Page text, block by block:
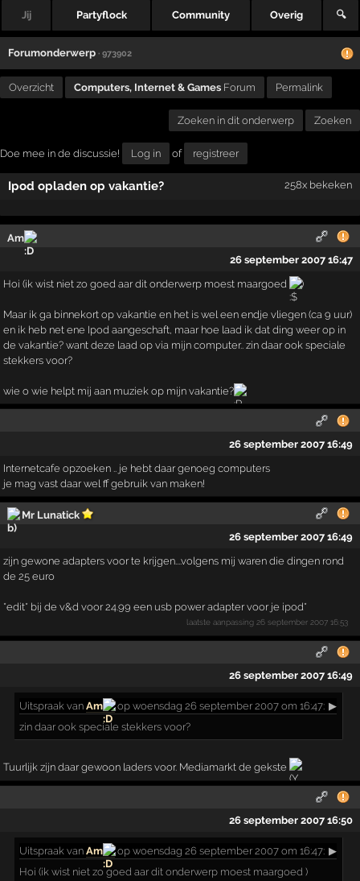
Jij Partyflock Community Overig 🔍
Forumonderwerp · 973902
Overzicht Computers, Internet & Games Forum Permalink
Zoeken in dit onderwerp Zoeken
Doe mee in de discussie! Log in of registreer
Ipod opladen op vakantie? 258x bekeken
Am
26 september 2007 16:47
Hoi (ik wist niet zo goed aar dit onderwerp moest maargoed )
Maar ik ga binnekort op vakantie en het is wel een endje vliegen (ca 9 uur)
en ik heb net ene Ipod aangeschaft, maar hoe laad ik dat ding weer op in
de vakantie? want deze laad op via mijn computer.. zin daar ook speciale
stekkers voor?
wie o wie helpt mij aan muziek op mijn vakantie?
26 september 2007 16:49
Internetcafe opzoeken .. je hebt daar genoeg computers
je mag vast daar wel ff gebruik van maken!
Mr Lunatick
26 september 2007 16:49
zijn gewone adapters voor te krijgen....volgens mij waren die dingen rond
de 25 euro
*edit* bij de v&d voor 24.99 een usb power adapter voor je ipod*
laatste aanpassing 26 september 2007 16:53
26 september 2007 16:49
Uitspraak vanAm op woensdag 26 september 2007 om 16:47: ▶
zin daar ook speciale stekkers voor?
Tuurlijk zijn daar gewoon laders voor. Mediamarkt de gekste
26 september 2007 16:50
Uitspraak vanAm op woensdag 26 september 2007 om 16:47: ▶
Hoi (ik wist niet zo goed aar dit onderwerp moest maargoed )